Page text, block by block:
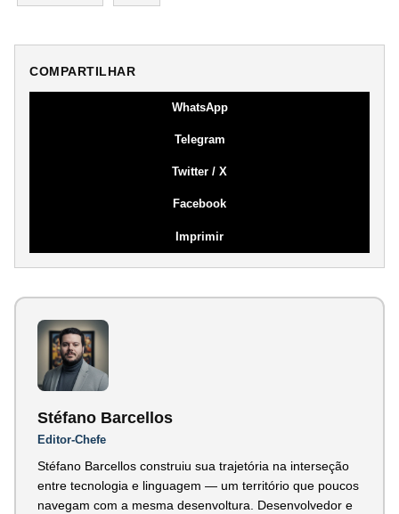
COMPARTILHAR
WhatsApp
Telegram
Twitter / X
Facebook
Imprimir
Stéfano Barcellos
Editor-Chefe
Stéfano Barcellos construiu sua trajetória na interseção
entre tecnologia e linguagem — um território que poucos
navegam com a mesma desenvoltura. Desenvolvedor e